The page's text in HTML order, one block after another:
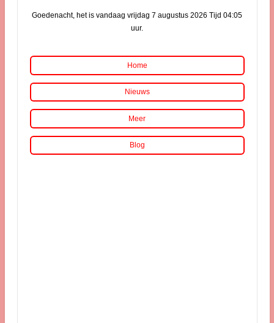
Goedenacht, het is vandaag vrijdag 7 augustus 2026 Tijd 04:05
uur.
Home
Nieuws
Meer
Blog